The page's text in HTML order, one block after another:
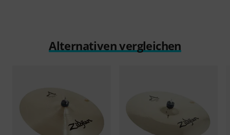
Alternativen vergleichen